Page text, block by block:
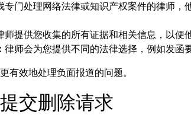
专门处理网络法律或知识产权案件的律师，
师提供您收集的所有证据和相关信息，以便
律师会为您提供不同的法律选择，例如发函
有效地处理负面报道的问题。
交删除请求